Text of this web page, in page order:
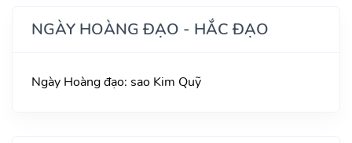
NGÀY HOÀNG ĐẠO - HẮC ĐẠO
Ngày Hoàng đạo: sao Kim Quỹ